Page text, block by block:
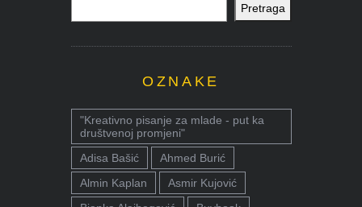
Pretraga
OZNAKE
"Kreativno pisanje za mlade - put ka
društvenoj promjeni"
Adisa Bašić
Ahmed Burić
Almin Kaplan
Asmir Kujović